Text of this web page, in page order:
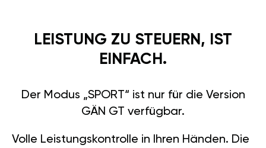
LEISTUNG ZU STEUERN, IST
EINFACH.
Der Modus „SPORT“ ist nur für die Version
GÄN GT verfügbar.
Volle Leistungskontrolle in Ihren Händen. Die